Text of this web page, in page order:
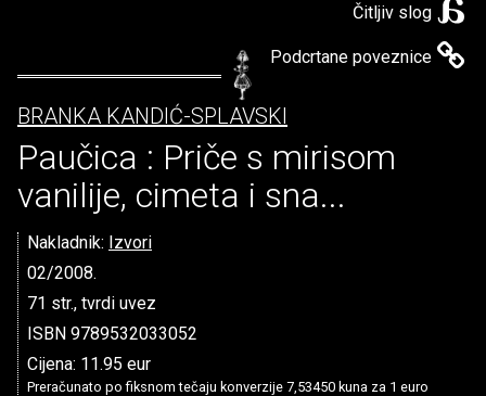
Čitljiv slog
Podcrtane poveznice
BRANKA KANDIĆ-SPLAVSKI
Paučica : Priče s mirisom
vanilije, cimeta i sna...
Nakladnik: Izvori
02/2008.
71 str., tvrdi uvez
ISBN 9789532033052
Cijena: 11.95 eur
Preračunato po fiksnom tečaju konverzije 7,53450 kuna za 1 euro